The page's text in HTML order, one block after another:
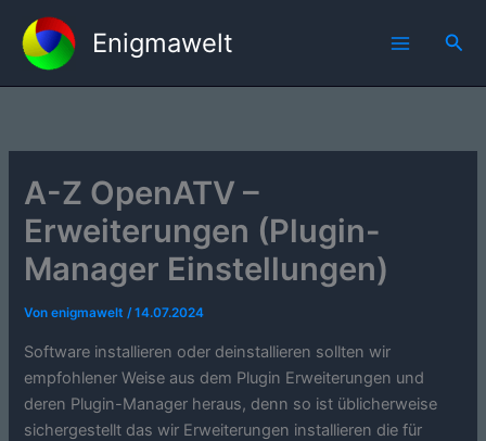
Inhalt
springen
Enigmawelt
A-Z OpenATV –
Erweiterungen (Plugin-
Manager Einstellungen)
Vonenigmawelt/14.07.2024
Software installieren oder deinstallieren sollten wir
empfohlener Weise aus dem Plugin Erweiterungen und
deren Plugin-Manager heraus, denn so ist üblicherweise
sichergestellt das wir Erweiterungen installieren die für